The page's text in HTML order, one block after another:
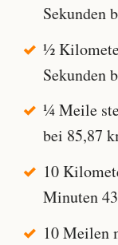
Sekunden
½
Sekunden
¼ Meile
bei 85,87
10
Minuten
10 Meilen